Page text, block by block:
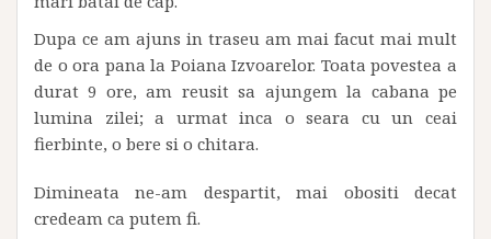
Dupa ce am ajuns in traseu am mai facut mai mult
de o ora pana la Poiana Izvoarelor. Toata povestea a
durat 9 ore, am reusit sa ajungem la cabana pe
lumina zilei; a urmat inca o seara cu un ceai
fierbinte, o bere si o chitara.
Dimineata ne-am despartit, mai obositi decat
credeam ca putem fi.